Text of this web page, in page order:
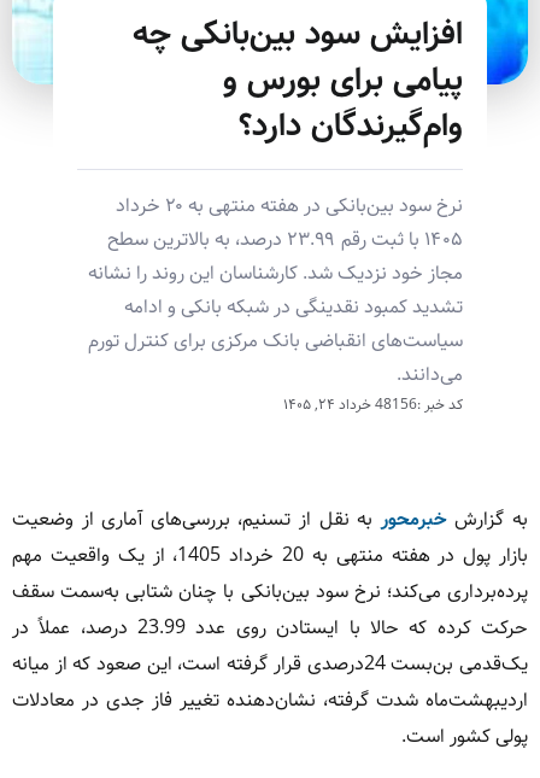
افزایش سود بین‌بانکی چه
پیامی برای بورس و
وام‌گیرندگان دارد؟
نرخ سود بین‌بانکی در هفته منتهی به ۲۰ خرداد
۱۴۰۵ با ثبت رقم ۲۳.۹۹ درصد، به بالاترین سطح
مجاز خود نزدیک شد. کارشناسان این روند را نشانه
تشدید کمبود نقدینگی در شبکه بانکی و ادامه
سیاست‌های انقباضی بانک مرکزی برای کنترل تورم
می‌دانند.
کد خبر :48156 خرداد ۲۴, ۱۴۰۵
به گزارشخبرمحور به نقل از تسنیم، بررسی‌های آماری از وضعیت
بازار پول در هفته منتهی به 20 خرداد 1405، از یک واقعیت مهم
پرده‌برداری می‌کند؛ نرخ سود بین‌بانکی با چنان شتابی به‌سمت سقف
حرکت کرده که حالا با ایستادن روی عدد 23.99 درصد، عملاً در
یک‌قدمی بن‌بست 24درصدی قرار گرفته است، این صعود که از میانه
اردیبهشت‌ماه شدت گرفته، نشان‌دهنده تغییر فاز جدی در معادلات
پولی کشور است.